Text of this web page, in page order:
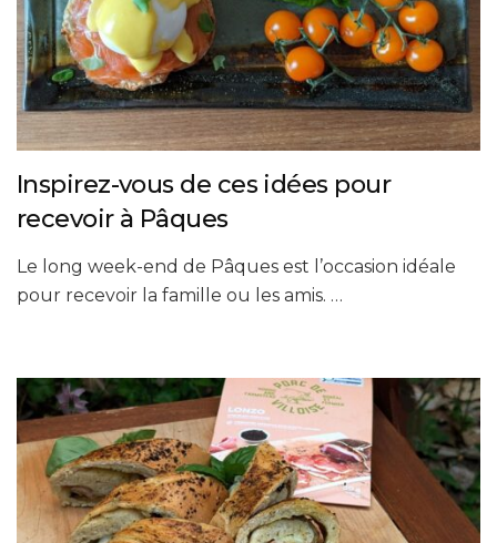
Inspirez-vous de ces idées pour
recevoir à Pâques
Le long week-end de Pâques est l’occasion idéale
pour recevoir la famille ou les amis. …